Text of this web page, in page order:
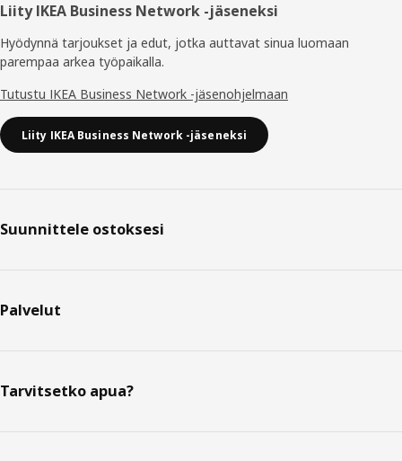
Liity IKEA Business Network -jäseneksi
Hyödynnä tarjoukset ja edut, jotka auttavat sinua luomaan
parempaa arkea työpaikalla.
Tutustu IKEA Business Network -jäsenohjelmaan
Liity IKEA Business Network -jäseneksi
Suunnittele ostoksesi
Palvelut
Tarvitsetko apua?